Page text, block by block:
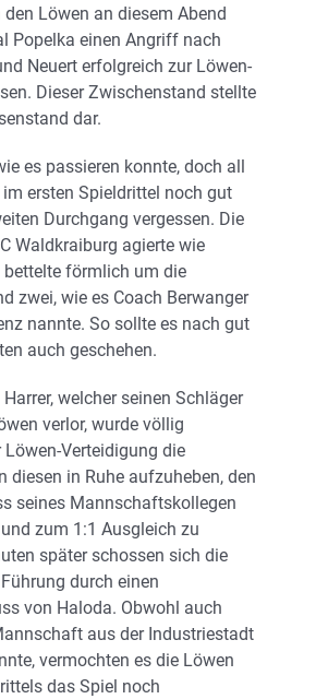
Löwen an diesem Abend
Popelka einen Angriff nach
Neuert erfolgreich zur Löwen-
Dieser Zwischenstand stellte
dar.
es passieren konnte, doch all
ersten Spieldrittel noch gut
Durchgang vergessen. Die
Waldkraiburg agierte wie
bettelte förmlich um die
zwei, wie es Coach Berwanger
nannte. So sollte es nach gut
auch geschehen.
welcher seinen Schläger
verlor, wurde völlig
Verteidigung die
diesen in Ruhe aufzuheben, den
seines Mannschaftskollegen
zum 1:1 Ausgleich zu
später schossen sich die
durch einen
von Haloda. Obwohl auch
aus der Industriestadt
vermochten es die Löwen
das Spiel noch